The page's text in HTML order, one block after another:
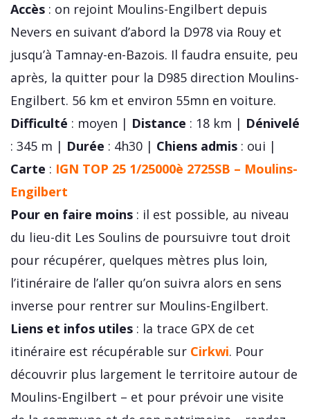
Accès : on rejoint Moulins-Engilbert depuis
Nevers en suivant d’abord la D978 via Rouy et
jusqu’à Tamnay-en-Bazois. Il faudra ensuite, peu
après, la quitter pour la D985 direction Moulins-
Engilbert. 56 km et environ 55mn en voiture.
Difficulté : moyen | Distance : 18 km | Dénivelé
: 345 m | Durée : 4h30 | Chiens admis : oui |
Carte : IGN TOP 25 1/25000è 2725SB – Moulins-
Engilbert
Pour en faire moins : il est possible, au niveau
du lieu-dit Les Soulins de poursuivre tout droit
pour récupérer, quelques mètres plus loin,
l’itinéraire de l’aller qu’on suivra alors en sens
inverse pour rentrer sur Moulins-Engilbert.
Liens et infos utiles : la trace GPX de cet
itinéraire est récupérable sur Cirkwi. Pour
découvrir plus largement le territoire autour de
Moulins-Engilbert – et pour prévoir une visite